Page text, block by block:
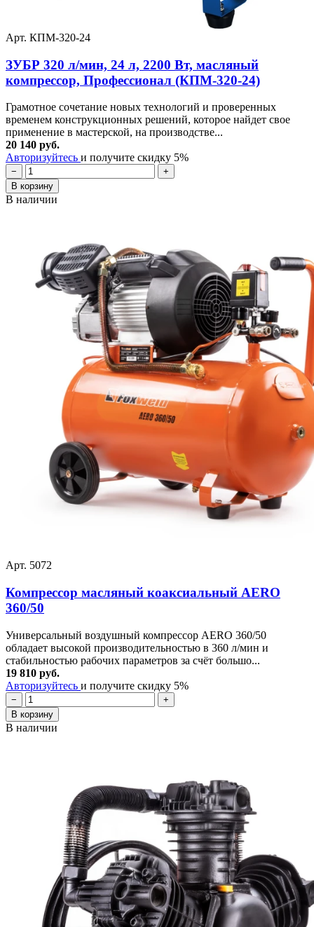
Арт. КПМ-320-24
ЗУБР 320 л/мин, 24 л, 2200 Вт, масляный
компрессор, Профессионал (КПМ-320-24)
Грамотное сочетание новых технологий и проверенных
временем конструкционных решений, которое найдет свое
применение в мастерской, на производстве...
20 140 руб.
Авторизуйтесь и получите скидку 5%
−
+
В корзину
В наличии
Арт. 5072
Компрессор масляный коаксиальный AERO
360/50
Универсальный воздушный компрессор AERO 360/50
обладает высокой производительностью в 360 л/мин и
стабильностью рабочих параметров за счёт большо...
19 810 руб.
Авторизуйтесь и получите скидку 5%
−
+
В корзину
В наличии